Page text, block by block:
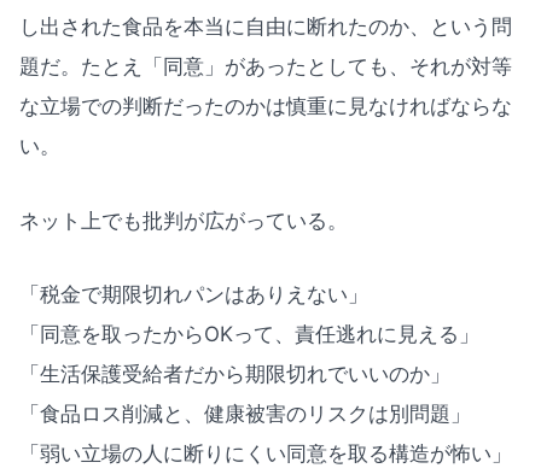
し出された食品を本当に自由に断れたのか、という問
題だ。たとえ「同意」があったとしても、それが対等
な立場での判断だったのかは慎重に見なければならな
い。
ネット上でも批判が広がっている。
「税金で期限切れパンはありえない」
「同意を取ったからOKって、責任逃れに見える」
「生活保護受給者だから期限切れでいいのか」
「食品ロス削減と、健康被害のリスクは別問題」
「弱い立場の人に断りにくい同意を取る構造が怖い」